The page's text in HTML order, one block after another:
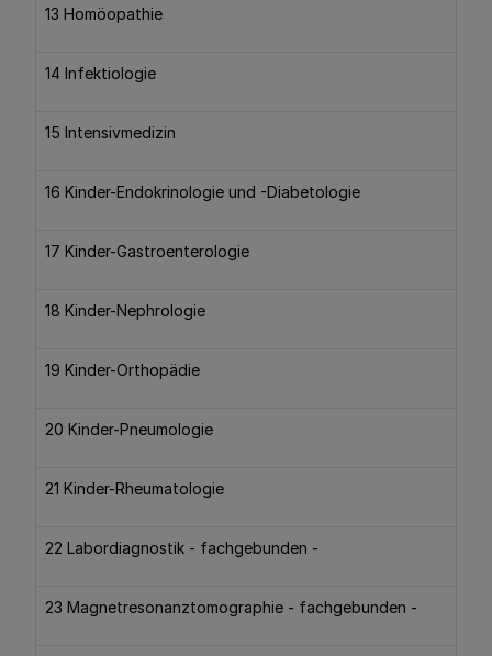
13 Homöopathie
14 Infektiologie
15 Intensivmedizin
16 Kinder-Endokrinologie und -Diabetologie
17 Kinder-Gastroenterologie
18 Kinder-Nephrologie
19 Kinder-Orthopädie
20 Kinder-Pneumologie
21 Kinder-Rheumatologie
22 Labordiagnostik - fachgebunden -
23 Magnetresonanztomographie - fachgebunden -